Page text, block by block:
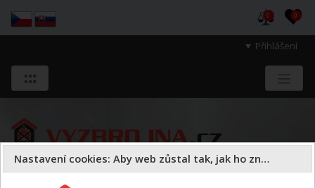
Přihlášení
0 0
Nastavení cookies: Aby web zůstal tak, jak ho znáte